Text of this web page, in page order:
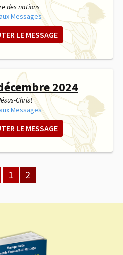
des nations
Messages
LE MESSAGE
2024
Christ
Messages
LE MESSAGE
1 2